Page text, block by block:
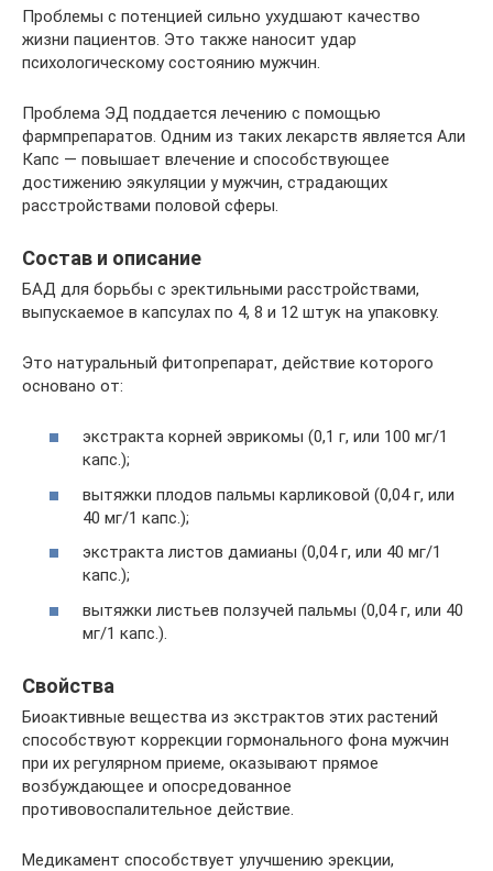
Проблемы с потенцией сильно ухудшают качество
жизни пациентов. Это также наносит удар
психологическому состоянию мужчин.
Проблема ЭД поддается лечению с помощью
фармпрепаратов. Одним из таких лекарств является Али
Капс — повышает влечение и способствующее
достижению эякуляции у мужчин, страдающих
расстройствами половой сферы.
Состав и описание
БАД для борьбы с эректильными расстройствами,
выпускаемое в капсулах по 4, 8 и 12 штук на упаковку.
Это натуральный фитопрепарат, действие которого
основано от:
экстракта корней эврикомы (0,1 г, или 100 мг/1
капс.);
вытяжки плодов пальмы карликовой (0,04 г, или
40 мг/1 капс.);
экстракта листов дамианы (0,04 г, или 40 мг/1
капс.);
вытяжки листьев ползучей пальмы (0,04 г, или 40
мг/1 капс.).
Свойства
Биоактивные вещества из экстрактов этих растений
способствуют коррекции гормонального фона мужчин
при их регулярном приеме, оказывают прямое
возбуждающее и опосредованное
противовоспалительное действие.
Медикамент способствует улучшению эрекции,